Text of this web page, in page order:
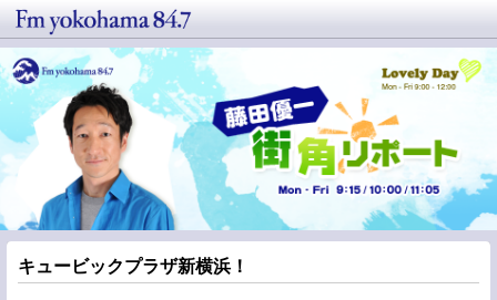
キュービックプラザ新横浜！